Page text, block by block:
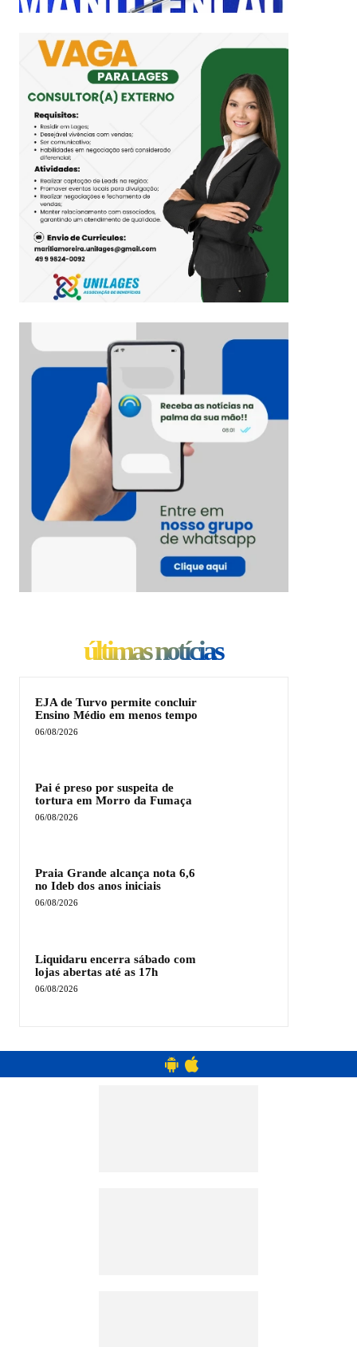
últimas notícias
EJA de Turvo permite concluir
Ensino Médio em menos tempo
06/08/2026
Pai é preso por suspeita de
tortura em Morro da Fumaça
06/08/2026
Praia Grande alcança nota 6,6
no Ideb dos anos iniciais
06/08/2026
Liquidaru encerra sábado com
lojas abertas até as 17h
06/08/2026